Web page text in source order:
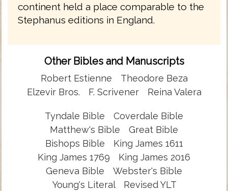
continent held a place comparable to the
Stephanus editions in England.
Other Bibles and Manuscripts
Robert Estienne
Theodore Beza
Elzevir Bros.
F. Scrivener Reina Valera
Tyndale Bible
Coverdale Bible
Matthew's Bible
Great Bible
Bishops Bible
King James 1611
King James 1769
King James 2016
Geneva Bible
Webster's Bible
Young's Literal
Revised YLT